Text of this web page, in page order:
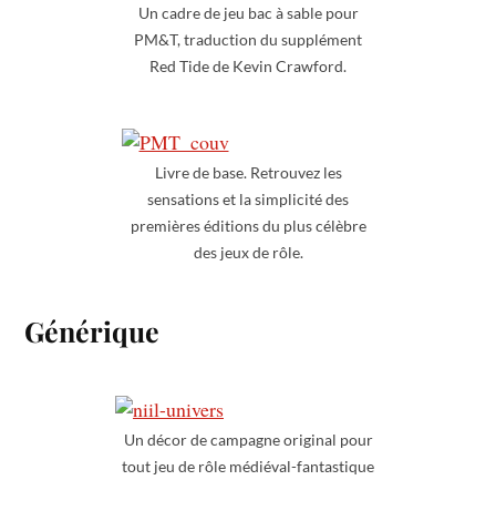
Un cadre de jeu bac à sable pour
PM&T, traduction du supplément
Red Tide de Kevin Crawford.
Livre de base. Retrouvez les
sensations et la simplicité des
premières éditions du plus célèbre
des jeux de rôle.
Générique
Un décor de campagne original pour
tout jeu de rôle médiéval-fantastique